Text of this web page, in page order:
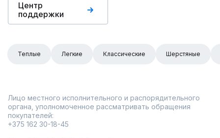
Центр
поддержки
Теплые Легкие Классические Шерстяные
Лицо местного исполнительного и распорядительного
органа, уполномоченное рассматривать обращения
покупателей:
+375 162 30-18-45